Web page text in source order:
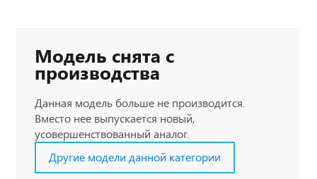
Модель снята с
производства
Данная модель больше не производится.
Вместо нее выпускается новый,
усовершенствованный аналог.
Другие модели данной категории